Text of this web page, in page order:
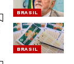
BRASIL
BRASIL